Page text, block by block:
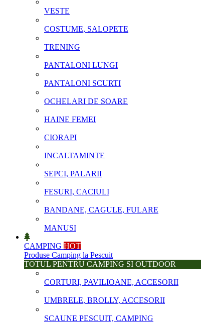
VESTE
COSTUME, SALOPETE
TRENING
PANTALONI LUNGI
PANTALONI SCURTI
OCHELARI DE SOARE
HAINE FEMEI
CIORAPI
INCALTAMINTE
SEPCI, PALARII
FESURI, CACIULI
BANDANE, CAGULE, FULARE
MANUSI
CAMPING HOT
Produse Camping la Pescuit
TOTUL PENTRU CAMPING SI OUTDOOR
CORTURI, PAVILIOANE, ACCESORII
UMBRELE, BROLLY, ACCESORII
SCAUNE PESCUIT, CAMPING